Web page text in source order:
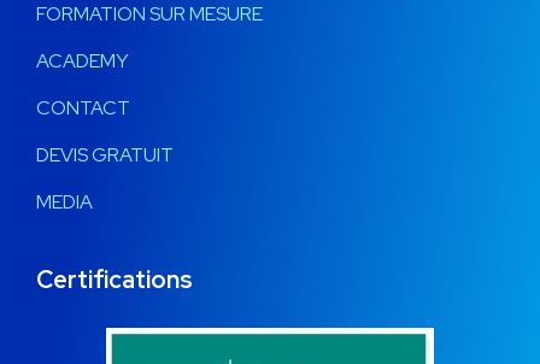
FORMATION SUR MESURE
ACADEMY
CONTACT
DEVIS GRATUIT
MEDIA
Certifications